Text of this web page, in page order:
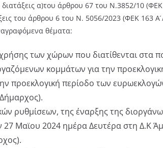
α)του άρθρου 67 του Ν.3852/10
του άρθρου 6 του Ν. 5056/2023 (ΦΕΚ 163
θέματα:
των χώρων που διατίθενται στα
κομμάτων για την
προεκλογική περίοδο των
ρυθμίσεων, της έναρξης της
Μαϊου 2024 ημέρα Δευτέρα στη Δ.Κ